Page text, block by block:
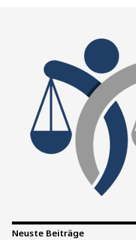
Neuste Beiträge